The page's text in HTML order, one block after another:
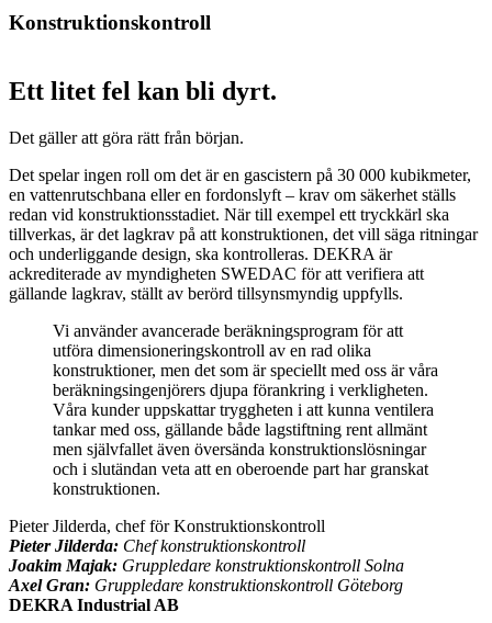
Konstruktionskontroll
Ett litet fel kan bli dyrt.
Det gäller att göra rätt från början.
Det spelar ingen roll om det är en gascistern på 30 000 kubikmeter,
en vattenrutschbana eller en fordonslyft – krav om säkerhet ställs
redan vid konstruktionsstadiet. När till exempel ett tryckkärl ska
tillverkas, är det lagkrav på att konstruktionen, det vill säga ritningar
och underliggande design, ska kontrolleras. DEKRA är
ackrediterade av myndigheten SWEDAC för att verifiera att
gällande lagkrav, ställt av berörd tillsynsmyndig uppfylls.
Vi använder avancerade beräkningsprogram för att
utföra dimensioneringskontroll av en rad olika
konstruktioner, men det som är speciellt med oss är våra
beräkningsingenjörers djupa förankring i verkligheten.
Våra kunder uppskattar tryggheten i att kunna ventilera
tankar med oss, gällande både lagstiftning rent allmänt
men självfallet även översända konstruktionslösningar
och i slutändan veta att en oberoende part har granskat
konstruktionen.
Pieter Jilderda, chef för Konstruktionskontroll
Pieter Jilderda: Chef konstruktionskontroll
Joakim Majak: Gruppledare konstruktionskontroll Solna
Axel Gran: Gruppledare konstruktionskontroll Göteborg
DEKRA Industrial AB